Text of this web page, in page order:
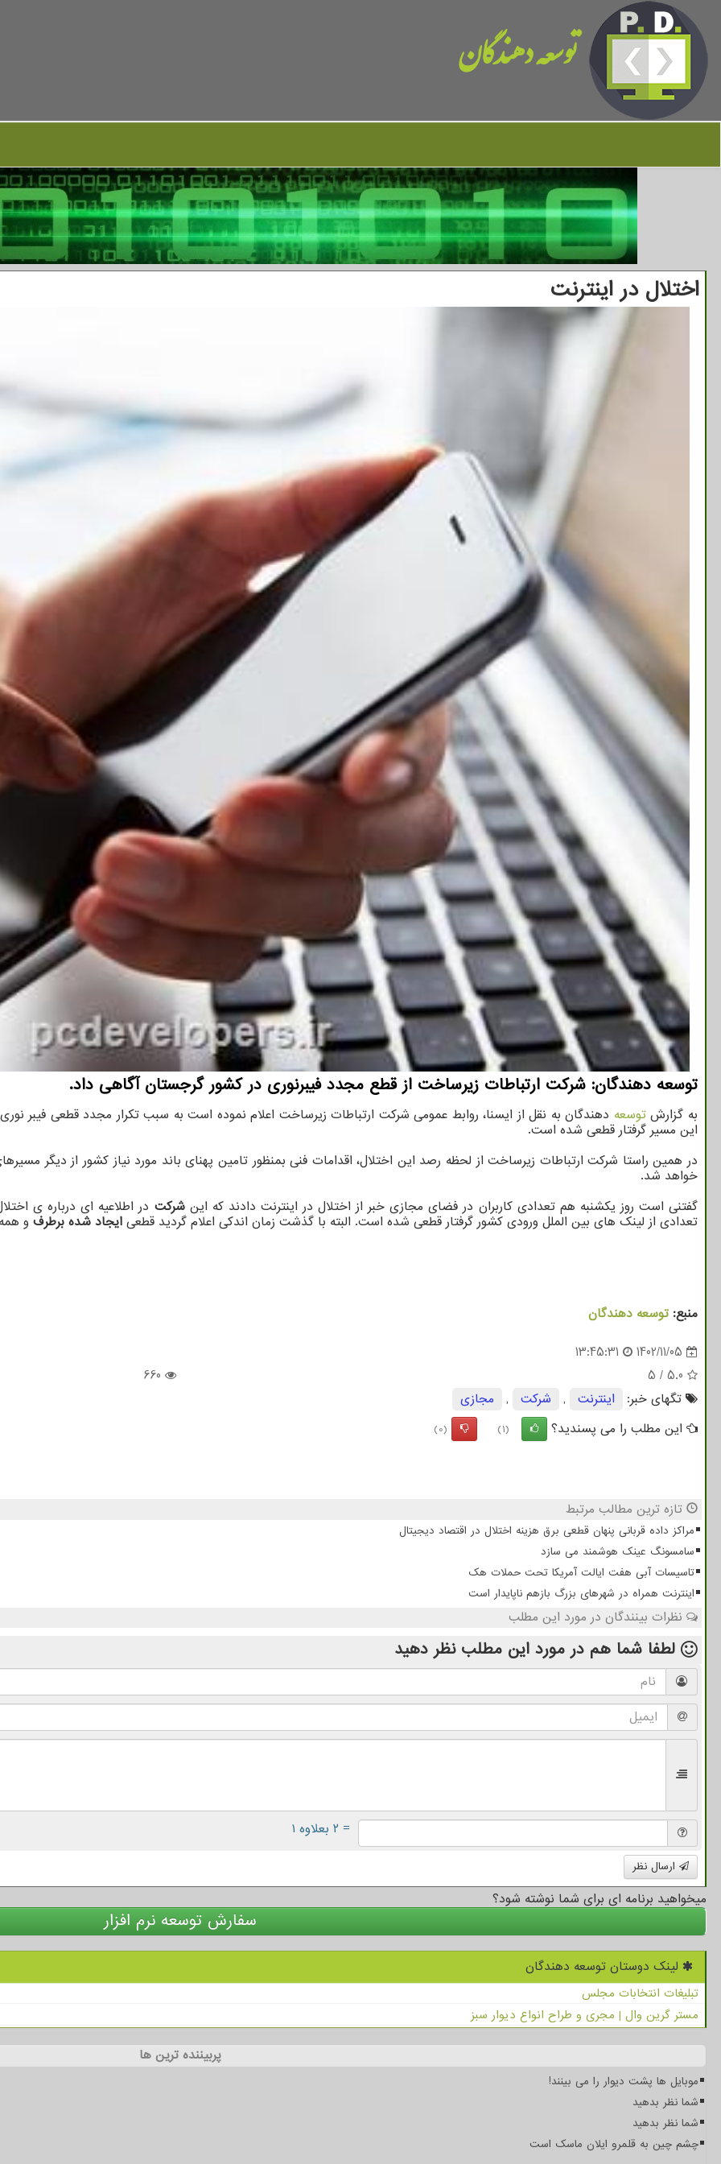
توسعه دهندگان
اختلال در اینترنت
توسعه دهندگان: شرکت ارتباطات زیرساخت از قطع مجدد فیبرنوری در کشور گرجستان آگاهی داد.
به گزارشتوسعه دهندگان به نقل از ایسنا، روابط عمومی شرکت ارتباطات زیرساخت اعلام نموده است به سبب تکرار مجدد قطعی فیبر
این مسیر گرفتار قطعی شده است.
در همین راستا شرکت ارتباطات زیرساخت از لحظه رصد این اختلال، اقدامات فنی بمنظور تامین پهنای باند مورد نیاز کشور از دیگر
خواهد شد.
گفتنی است روز یکشنبه هم تعدادی کاربران در فضای مجازی خبر از اختلال در اینترنت دادند که اینشرکت در اطلاعیه ای درباره ی
تعدادی از لینک های بین الملل ورودی کشور گرفتار قطعی شده است. البته با گذشت زمان اندکی اعلام گردید قطعی ایجاد شده برطرف و
منبع: توسعه دهندگان
1402/11/05
13:45:31
5.0
/
5
660
تگهای خبر:
اینترنت , شركت ,
مجازی
این مطلب را می پسندید؟
(1)
(0)
تازه ترین مطالب مرتبط
مراکز داده قربانی پنهان قطعی برق هزینه اختلال در اقتصاد دیجیتال
سامسونگ عینک هوشمند می سازد
تاسیسات آبی هفت ایالت آمریکا تحت حملات هک
اینترنت همراه در شهرهای بزرگ بازهم ناپایدار است
نظرات بینندگان در مورد این مطلب
لطفا شما هم در مورد این مطلب نظر دهید
= ۲ بعلاوه ۱
ارسال نظر
میخواهید برنامه ای برای شما نوشته شود؟
سفارش توسعه نرم افزار
لینک دوستان توسعه دهندگان
تبلیغات انتخابات مجلس
مستر گرین وال | مجری و طراح انواع دیوار سبز
پربیننده ترین ها
موبایل ها پشت دیوار را می بینند!
شما نظر بدهید
شما نظر بدهید
چشم چین به قلمرو ایلان ماسک است